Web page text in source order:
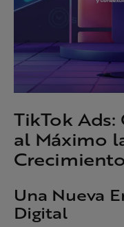
TikTok
al Máximo
Crecimiento
Una Nueva
Digital